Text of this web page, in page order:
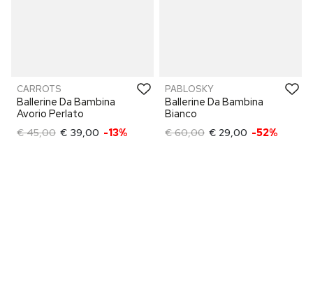
CARROTS
Ballerine Da Bambina
Avorio Perlato
€ 45,00 € 39,00 -13%
PABLOSKY
Ballerine Da Bambina
Bianco
€ 60,00 € 29,00 -52%